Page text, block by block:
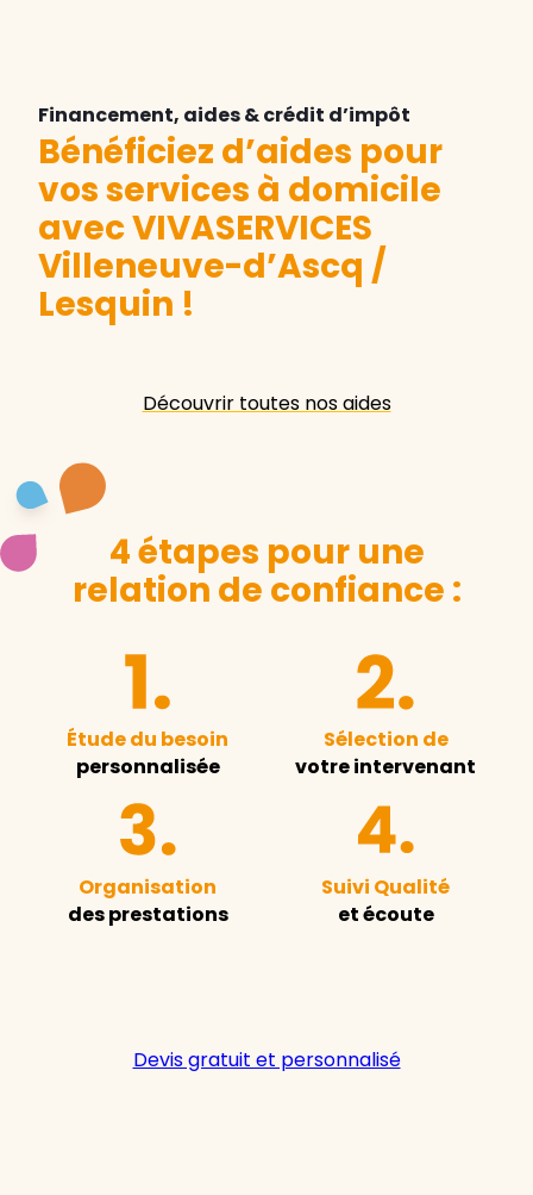
Financement, aides & crédit d’impôt
Bénéficiez d’aides pour
vos services à domicile
avec VIVASERVICES
Villeneuve-d’Ascq /
Lesquin !
Découvrir toutes nos aides
4 étapes pour une
relation de confiance :
Étude du besoin
personnalisée
Sélection de
votre intervenant
Organisation
des prestations
Suivi Qualité
et écoute
Devis gratuit et personnalisé